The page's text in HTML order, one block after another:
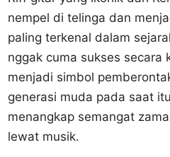
nempel di telinga dan
paling terkenal dalam
nggak cuma sukses secara
menjadi simbol
generasi muda pada saat
menangkap semangat
lewat musik.